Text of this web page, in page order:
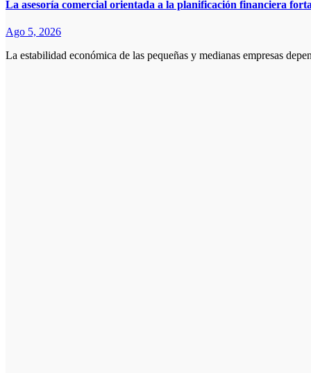
La asesoría comercial orientada a la planificación financiera
Ago 5, 2026
La estabilidad económica de las pequeñas y medianas empresas